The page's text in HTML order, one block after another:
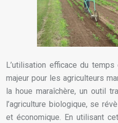
L’utilisation efficace du
majeur pour les agriculteurs
la houe maraîchère, un outil
l’agriculture biologique, se
et économique. En utilisant